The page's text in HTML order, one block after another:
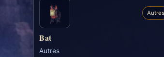
Autres
Bat
Autres